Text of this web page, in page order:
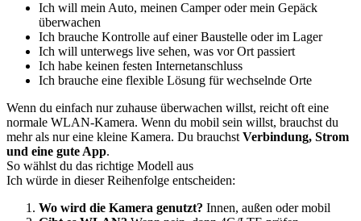
Ich will mein Auto, meinen Camper oder mein Gepäck
überwachen
Ich brauche Kontrolle auf einer Baustelle oder im Lager
Ich will unterwegs live sehen, was vor Ort passiert
Ich habe keinen festen Internetanschluss
Ich brauche eine flexible Lösung für wechselnde Orte
Wenn du einfach nur zuhause überwachen willst, reicht oft eine
normale WLAN-Kamera. Wenn du mobil sein willst, brauchst du
mehr als nur eine kleine Kamera. Du brauchst Verbindung, Strom
und eine gute App.
So wählst du das richtige Modell aus
Ich würde in dieser Reihenfolge entscheiden:
Wo wird die Kamera genutzt? Innen, außen oder mobil